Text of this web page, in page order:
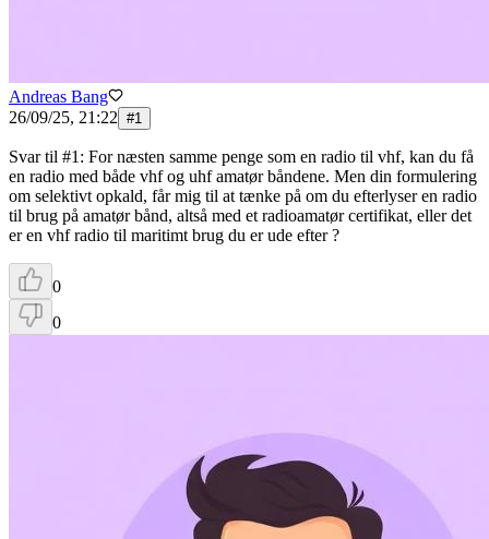
Andreas Bang
26/09/25, 21:22 #1
Svar til #1: For næsten samme penge som en radio til vhf, kan du få
en radio med både vhf og uhf amatør båndene. Men din formulering
om selektivt opkald, får mig til at tænke på om du efterlyser en radio
til brug på amatør bånd, altså med et radioamatør certifikat, eller det
er en vhf radio til maritimt brug du er ude efter ?
0
0